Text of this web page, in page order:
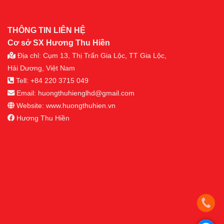
THÔNG TIN LIÊN HỆ
Cơ sở SX Hương Thu Hiền
Địa chỉ: Cụm 13, Thị Trấn Gia Lộc, TT Gia Lộc,
Hải Dương, Việt Nam
Tell: +84 220 3715 049
Email: huongthuhienglhd@gmail.com
Website: www.huongthuhien.vn
Hương Thu Hiền